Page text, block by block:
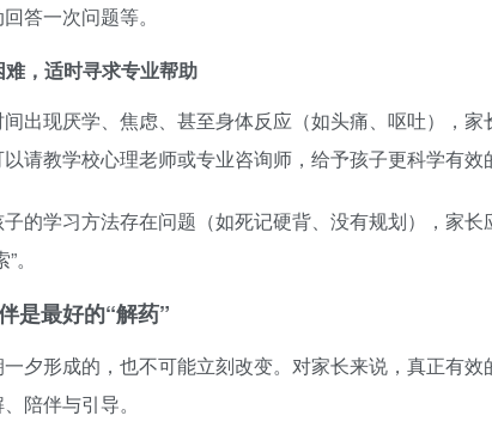
答一次问题等。
，适时寻求专业帮助
出现厌学、焦虑、甚至身体反应（如头痛、呕吐），
请教学校心理老师或专业咨询师，给予孩子更科学有效
的学习方法存在问题（如死记硬背、没有规划），家
。
是最好的“解药”
夕形成的，也不可能立刻改变。对家长来说，真正有
陪伴与引导。